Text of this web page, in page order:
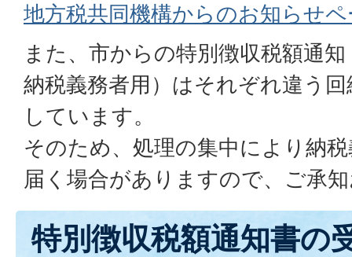
地方税共同機構からのお知らせ
また、市からの特別徴収税額通
納税義務者用）はそれぞれ違う
しています。
そのため、処理の集中により納
届く場合がありますので、ご承
特別徴収税額通知書の